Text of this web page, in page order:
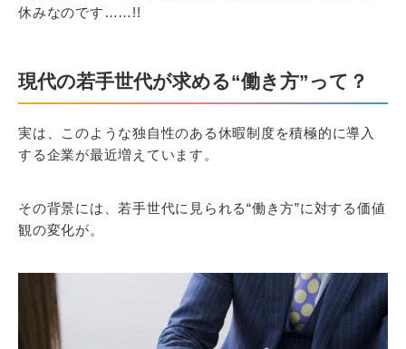
休みなのです……!!
現代の若手世代が求める“働き方”って？
実は、このような独自性のある休暇制度を積極的に導入
する企業が最近増えています。
その背景には、若手世代に見られる“働き方”に対する価値
観の変化が。